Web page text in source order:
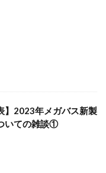
】2023年メガバス新製
いての雑談①